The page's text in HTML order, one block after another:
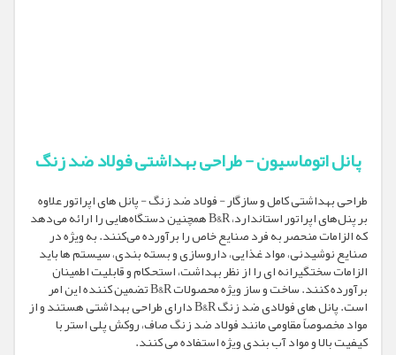
پانل اتوماسیون - طراحی بهداشتی فولاد ضد زنگ
طراحی بهداشتی کامل و سازگار - فولاد ضد زنگ - پانل های اپراتور علاوه
بر پنل‌های اپراتور استاندارد، B&R همچنین دستگاه‌هایی را ارائه می‌دهد
که الزامات منحصر به فرد صنایع خاص را برآورده می‌کنند. به ویژه در
صنایع نوشیدنی، مواد غذایی، داروسازی و بسته بندی، سیستم ها باید
الزامات سختگیرانه ای را از نظر بهداشت، استحکام و قابلیت اطمینان
برآورده کنند. ساخت و ساز ویژه محصولات B&R تضمین کننده این امر
است. پانل های فولادی ضد زنگ B&R دارای طراحی بهداشتی هستند و از
مواد مخصوصاً مقاومی مانند فولاد ضد زنگ صاف، روکش پلی استر با
کیفیت بالا و مواد آب بندی ویژه استفاده می کنند.